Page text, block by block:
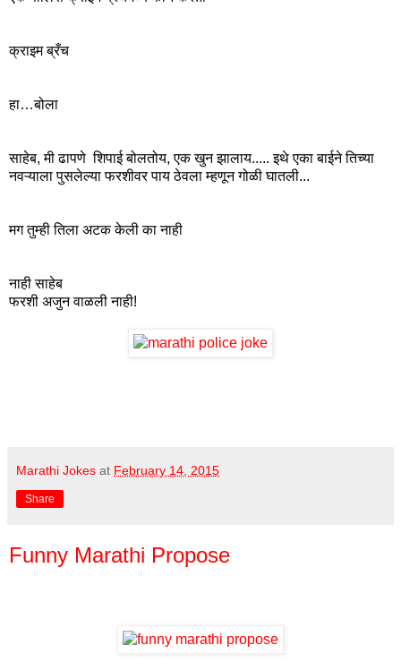
क्राइम ब्रँच
हा…बोला
साहेब, मी ढापणे शिपाई बोलतोय, एक खुन झालाय..... इथे एका बाईने तिच्या
नवऱ्याला पुसलेल्या फरशीवर पाय ठेवला म्हणून गोळी घातली...
मग तुम्ही तिला अटक केली का नाही
नाही साहेब
फरशी अजुन वाळली नाही!
Marathi Jokes at February 14, 2015
Share
Funny Marathi Propose